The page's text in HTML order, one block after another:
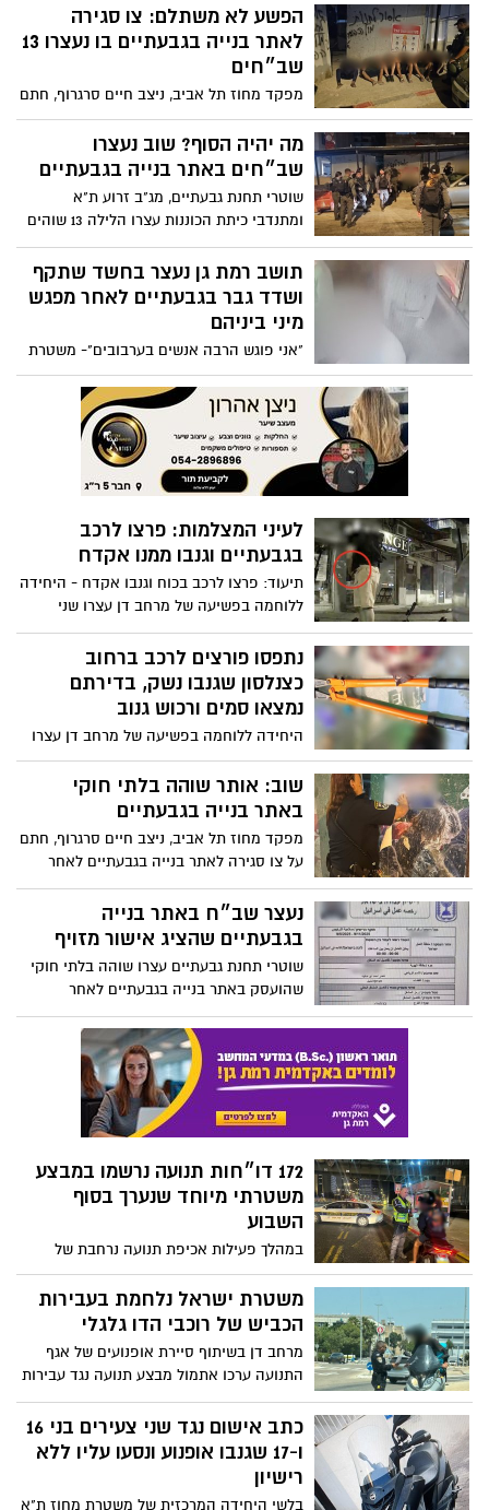
לוחיות משוכפלות; ברשות החשודים נתפס
משבש תדרים
הפשע לא משתלם: צו סגירה
לאתר בנייה בגבעתיים בו נעצרו 13
שב״חים
מפקד מחוז תל אביב, ניצב חיים סרגרוף, חתם
על צו סגירה לאתר בנייה בגבעתיים לאחר
שנעצרו בו 13 שוהים בלתי חוקייים שהועסקו
במקום
מה יהיה הסוף? שוב נעצרו
שב״חים באתר בנייה בגבעתיים
שוטרי תחנת גבעתיים, מג"ב זרוע ת"א
ומתנדבי כיתת הכוננות עצרו הלילה 13 שוהים
בלתי חוקיים באתר בנייה בעיר גבעתיים
תושב רמת גן נעצר בחשד שתקף
ושדד גבר בגבעתיים לאחר מפגש
מיני ביניהם
"אני פוגש הרבה אנשים בערבובים"- משטרת
גבעתיים עצרה גבר שתקף ושדד גבר באיומי
סכין וזאת לאחר מפגש מיני בניהם; החשוד
לקח את הקורבן לכספומטים על מנת למשוך
כסף מזומן ובנוסף לקח ממנו 17 צ'קים
לעיני המצלמות: פרצו לרכב
בגבעתיים וגנבו ממנו אקדח
תיעוד: פרצו לרכב בכוח וגנבו אקדח - היחידה
ללוחמה בפשיעה של מרחב דן עצרו שני
חשודים בפריצה לרכב בגבעתיים; החקירה
הסתיימה והוגשה הצהרת תובע
נתפסו פורצים לרכב ברחוב
כצנלסון שגנבו נשק, בדירתם
נמצאו סמים ורכוש גנוב
היחידה ללוחמה בפשיעה של מרחב דן עצרו
שני חשודים בפריצה לרכב בגבעתיים, בני 60
ו-39
שוב: אותר שוהה בלתי חוקי
באתר בנייה בגבעתיים
מפקד מחוז תל אביב, ניצב חיים סרגרוף, חתם
על צו סגירה לאתר בנייה בגבעתיים לאחר
שנעצר בו שוהה בלתי חוקי שהועסק במקום;
כתב אישום הוגש נגד השב"ח
נעצר שב״ח באתר בנייה
בגבעתיים שהציג אישור מזויף
שוטרי תחנת גבעתיים עצרו שוהה בלתי חוקי
שהועסק באתר בנייה בגבעתיים לאחר
שהתחזה עם אישור מזוייף; החקירה
הסתיימה והוגש כתב אישום בהליך מהיר
172 דו״חות תנועה נרשמו במבצע
משטרתי מיוחד שנערך בסוף
השבוע
במהלך פעילות אכיפת תנועה נרחבת של
שוטרי התנועה והתחנות במרחב דן נגד
עבירות תנועה מסכנות חיים במהלך סוף
השבוע, נרשמו סה"כ 172 דוחות תנועה
משטרת ישראל נלחמת בעבירות
הכביש של רוכבי הדו גלגלי
מרחב דן בשיתוף סיירת אופנועים של אגף
התנועה ערכו אתמול מבצע תנועה נגד עבירות
תנועה מסכנות חיים המבוצעות ע"י רוכבי דו
גלגלי. נרשמו 120 דוחות תנועה
כתב אישום נגד שני צעירים בני 16
ו-17 שגנבו אופנוע ונסעו עליו ללא
רישיון
בלשי היחידה המרכזית של משטרת מחוז ת"א